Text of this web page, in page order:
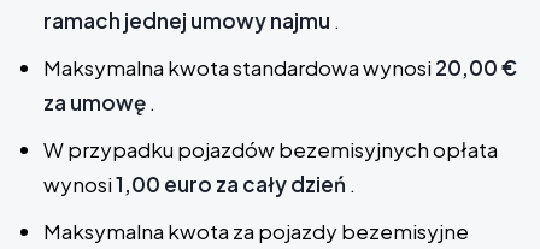
ramach jednej umowy najmu .
Maksymalna kwota standardowa wynosi20,00 €
za umowę .
W przypadku pojazdów bezemisyjnych opłata
wynosi1,00 euro za cały dzień .
Maksymalna kwota za pojazdy bezemisyjne